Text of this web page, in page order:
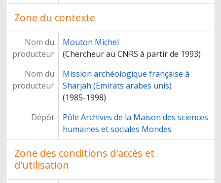
Zone du contexte
Nom du
producteur
Mouton Michel
(Chercheur au CNRS à partir de 1993)
Nom du
producteur
Mission archéologique française à
Sharjah (Emirats arabes unis)
(1985-1998)
Dépôt
Pôle Archives de la Maison des sciences
humaines et sociales Mondes
Zone des conditions d'accès et
d'utilisation